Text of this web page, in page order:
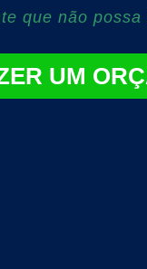
que não
UM